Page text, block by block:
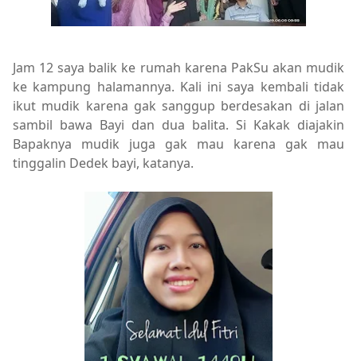
Jam 12 saya balik ke rumah karena PakSu akan mudik
ke kampung halamannya. Kali ini saya kembali tidak
ikut mudik karena gak sanggup berdesakan di jalan
sambil bawa Bayi dan dua balita. Si Kakak diajakin
Bapaknya mudik juga gak mau karena gak mau
tinggalin Dedek bayi, katanya.